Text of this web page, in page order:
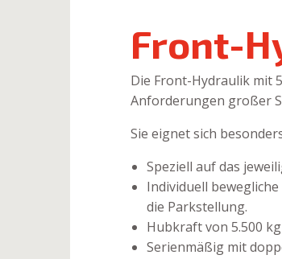
Front-
Die Front-Hydraulik mit
Anforderungen großer
Sie eignet sich
Speziell auf das
Individuell
die Parkstellung.
Hubkraft von 5.500
Serienmäßig mit